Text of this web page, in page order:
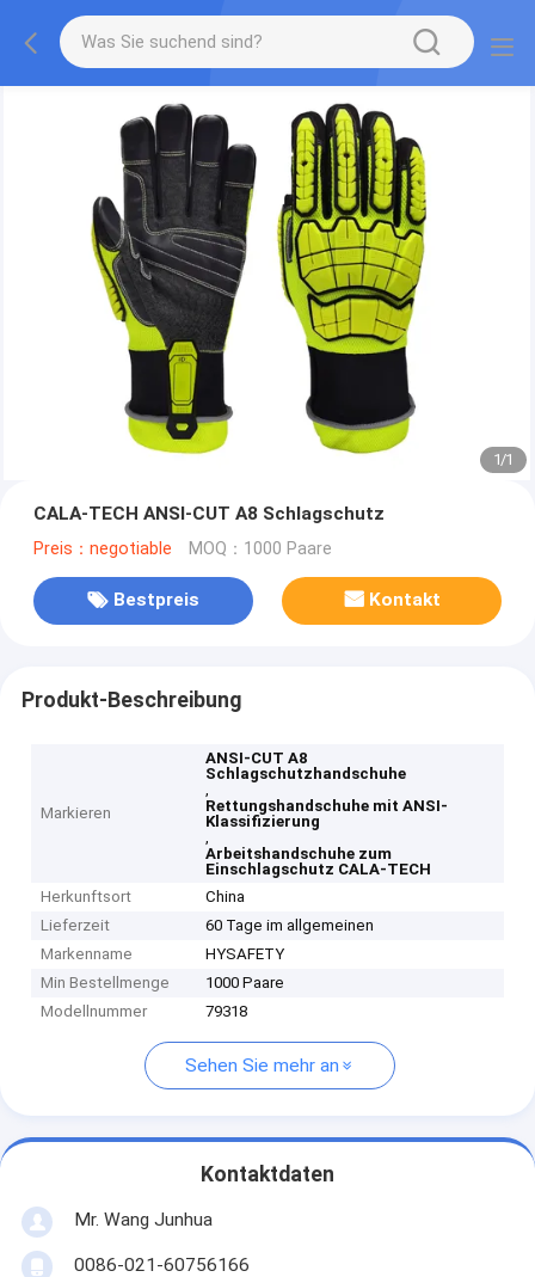
1/1
CALA-TECH ANSI-CUT A8 Schlagschutz
Preis：negotiable MOQ：1000 Paare
Bestpreis Kontakt
Produkt-Beschreibung
Markieren
ANSI-CUT A8
Schlagschutzhandschuhe
,
Rettungshandschuhe mit ANSI-
Klassifizierung
,
Arbeitshandschuhe zum
Einschlagschutz CALA-TECH
Herkunftsort
China
Lieferzeit
60 Tage im allgemeinen
Markenname
HYSAFETY
Min Bestellmenge
1000 Paare
Modellnummer
79318
Sehen Sie mehr an
Kontaktdaten
Mr. Wang Junhua
0086-021-60756166